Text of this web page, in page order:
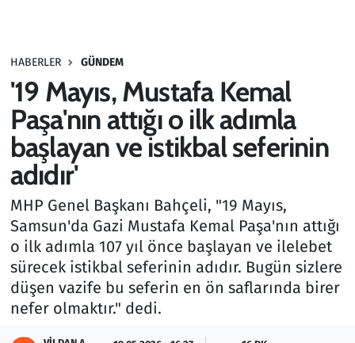
HABERLER GÜNDEM
'19 Mayıs, Mustafa Kemal
Paşa'nın attığı o ilk adımla
başlayan ve istikbal seferinin
adıdır'
MHP Genel Başkanı Bahçeli, "19 Mayıs,
Samsun'da Gazi Mustafa Kemal Paşa'nın attığı
o ilk adımla 107 yıl önce başlayan ve ilelebet
sürecek istikbal seferinin adıdır. Bugün sizlere
düşen vazife bu seferin en ön saflarında birer
nefer olmaktır." dedi.
Haber
Kültür Sanat
Kurumsal Haberler
Lezzet Durağı
Memur ve Kamu
Otomobil
Oyun